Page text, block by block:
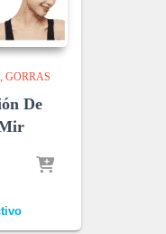
GORRAS
De